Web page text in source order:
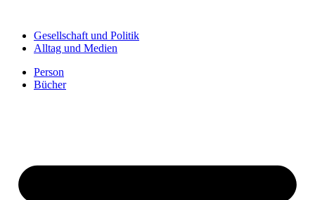
Gesellschaft und Politik
Alltag und Medien
Person
Bücher